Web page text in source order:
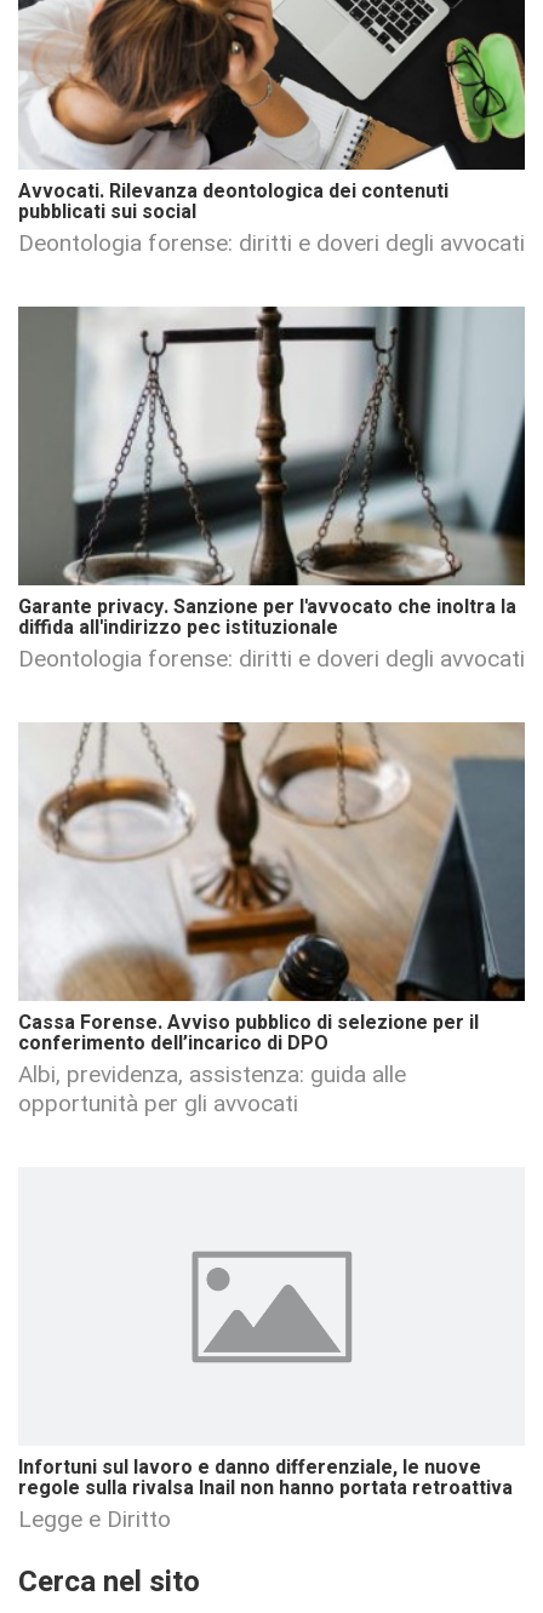
Avvocati. Rilevanza deontologica dei contenuti
pubblicati sui social
Deontologia forense: diritti e doveri degli avvocati
Garante privacy. Sanzione per l'avvocato che inoltra la
diffida all'indirizzo pec istituzionale
Deontologia forense: diritti e doveri degli avvocati
Cassa Forense. Avviso pubblico di selezione per il
conferimento dell’incarico di DPO
Albi, previdenza, assistenza: guida alle
opportunità per gli avvocati
Infortuni sul lavoro e danno differenziale, le nuove
regole sulla rivalsa Inail non hanno portata retroattiva
Legge e Diritto
Cerca nel sito